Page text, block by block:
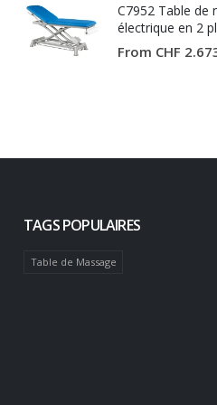
C7952 Table de
électrique en 2
Ecopostural
From CHF
TAGS POPULAIRES
Table de Massage